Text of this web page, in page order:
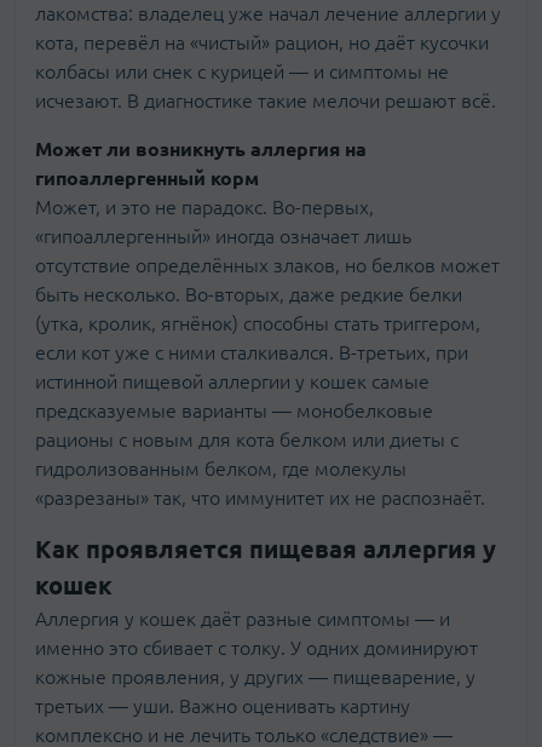
лакомства: владелец уже начал лечение аллергии у
кота, перевёл на «чистый» рацион, но даёт кусочки
колбасы или снек с курицей — и симптомы не
исчезают. В диагностике такие мелочи решают всё.
Может ли возникнуть аллергия на
гипоаллергенный корм
Может, и это не парадокс. Во-первых,
«гипоаллергенный» иногда означает лишь
отсутствие определённых злаков, но белков может
быть несколько. Во-вторых, даже редкие белки
(утка, кролик, ягнёнок) способны стать триггером,
если кот уже с ними сталкивался. В-третьих, при
истинной пищевой аллергии у кошек самые
предсказуемые варианты — монобелковые
рационы с новым для кота белком или диеты с
гидролизованным белком, где молекулы
«разрезаны» так, что иммунитет их не распознаёт.
Как проявляется пищевая аллергия у
кошек
Аллергия у кошек даёт разные симптомы — и
именно это сбивает с толку. У одних доминируют
кожные проявления, у других — пищеварение, у
третьих — уши. Важно оценивать картину
комплексно и не лечить только «следствие» —